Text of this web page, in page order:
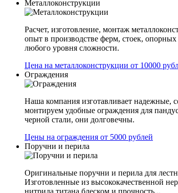
Металлоконструкции
Расчет, изготовление, монтаж
опыт в производстве ферм, стоек, опорных
любого уровня сложности.
Цена на металлоконструкции от 10000
Ограждения
Наша компания изготавливает надежные,
монтируем удобные ограждения для
черной стали, они долговечны.
Цены на ограждения от 5000 рублей
Поручни и перила
Оригинальные поручни и перила для
Изготовленные из высококачественной
нитрида титана блеском и прочность...